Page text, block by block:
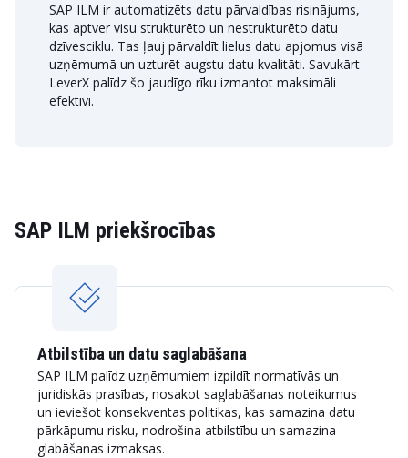
SAP ILM ir automatizēts datu pārvaldības risinājums,
kas aptver visu strukturēto un nestrukturēto datu
dzīvesciklu. Tas ļauj pārvaldīt lielus datu apjomus visā
uzņēmumā un uzturēt augstu datu kvalitāti. Savukārt
LeverX palīdz šo jaudīgo rīku izmantot maksimāli
efektīvi.
SAP ILM priekšrocības
Atbilstība un datu saglabāšana
SAP ILM palīdz uzņēmumiem izpildīt normatīvās un
juridiskās prasības, nosakot saglabāšanas noteikumus
un ieviešot konsekventas politikas, kas samazina datu
pārkāpumu risku, nodrošina atbilstību un samazina
glabāšanas izmaksas.